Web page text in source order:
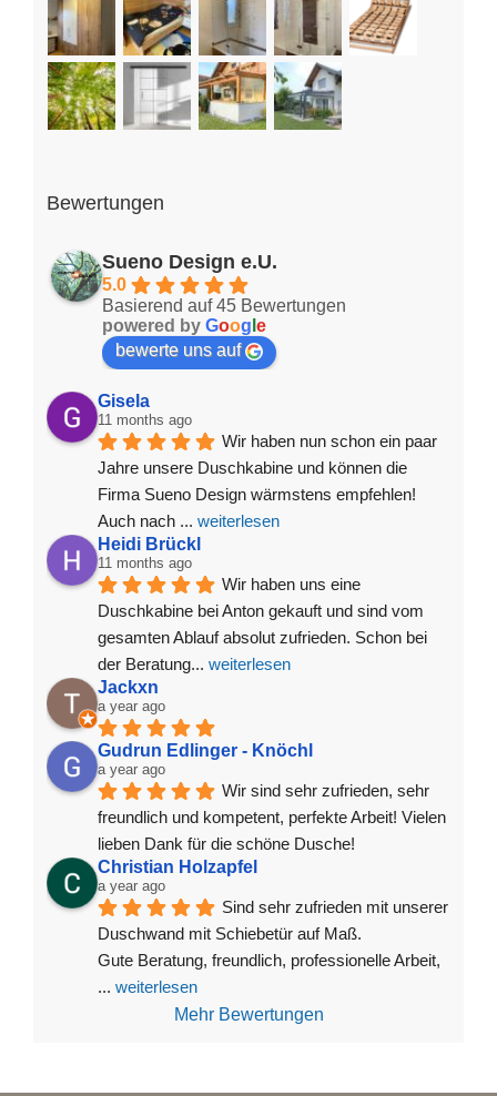
Bewertungen
Sueno Design e.U.
5.0
Basierend auf 45 Bewertungen
powered by Goog e
bewerte uns auf
Gisela
11 months ago
Wir haben nun schon ein paar
Jahre unsere Duschkabine und können die
Firma Sueno Design wärmstens empfehlen!
Auch nach ... weiterlesen
Heidi Brückl
11 months ago
Wir haben uns eine
Duschkabine bei Anton gekauft und sind vom
gesamten Ablauf absolut zufrieden. Schon bei
der Beratung... weiterlesen
Jackxn
a year ago
Gudrun Edlinger - Knöchl
a year ago
Wir sind sehr zufrieden, sehr
freundlich und kompetent, perfekte Arbeit! Vielen
lieben Dank für die schöne Dusche!
Christian Holzapfel
a year ago
Sind sehr zufrieden mit unserer
Duschwand mit Schiebetür auf Maß.
... weiterlesen
Mehr Bewertungen